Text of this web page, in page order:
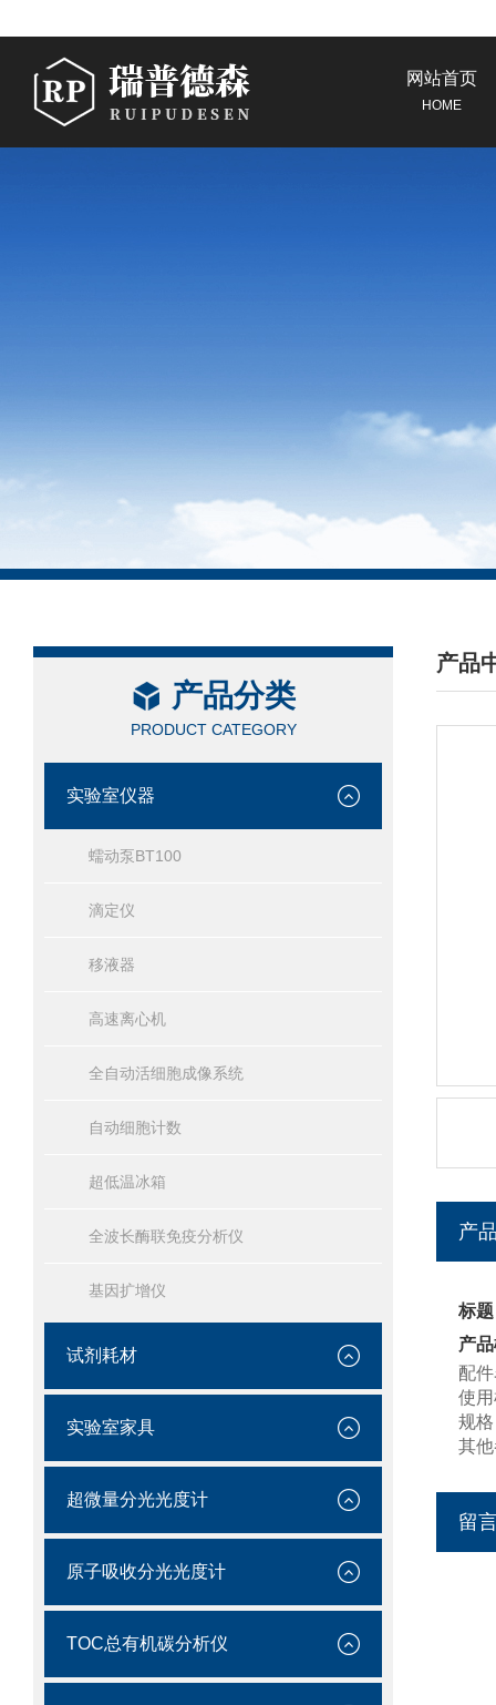
网站首页
HOME
产品分类
PRODUCT CATEGORY
实验室仪器
蠕动泵BT100
滴定仪
移液器
高速离心机
全自动活细胞成像系统
自动细胞计数
超低温冰箱
全波长酶联免疫分析仪
基因扩增仪
试剂耗材
实验室家具
超微量分光光度计
原子吸收分光光度计
TOC总有机碳分析仪
产品
/
产
标
产
配
使
规
其
留